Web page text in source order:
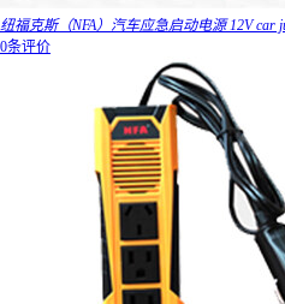
纽福克斯（NFA）汽车应急启动电源 12V car
0条评价